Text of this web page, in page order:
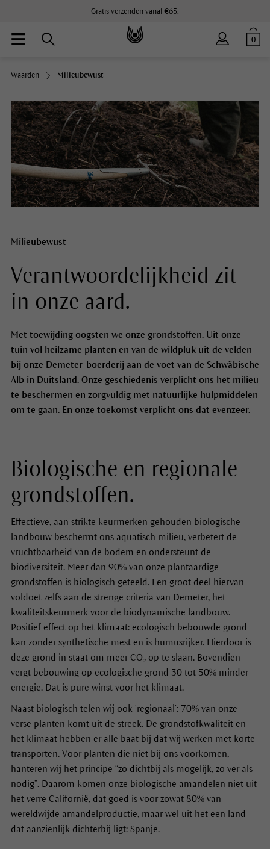
Gratis verzenden vanaf €65.
0
Waarden Milieubewust
Milieubewust
Verantwoordelijkheid zit
in onze aard.
Met toewijding oogsten we onze grondstoffen. Uit onze
tuin vol heilzame planten en van de wildpluk uit de velden
bij onze Demeter-boerderij aan de voet van de Schwäbische
Alb in Duitsland. Onze geschiedenis verplicht ons het milieu
te beschermen en zorgvuldig met natuurlijke hulpmiddelen
om te gaan. En onze toekomst verplicht ons dat evenzeer.
Biologische en regionale
grondstoffen.
Effectieve, aan strikte keurmerken gehouden biologische
landbouw beschermt ons aquatisch milieu, verbetert de
vruchtbaarheid van de bodem en ondersteunt de
biodiversiteit. Meer dan 90% van onze plantaardige
grondstoffen is biologisch geteeld. Een groot deel hiervan
voldoet zelfs aan de strenge criteria van Demeter, het
kwaliteitskeurmerk voor de biodynamische landbouw.
Positief effect op het klimaat: ecologisch bebouwde grond
kan zonder synthetische mest en is humusrijker. Hierdoor is
deze grond in staat om meer CO₂ op te slaan. Bovendien
vergt bebouwing op ecologische grond 30 tot 50% minder
energie. Dat is pure winst voor het klimaat.
Naast biologisch telen wij ook ‘regionaal’: 70% van onze
verse planten komt uit de streek. De grondstofkwaliteit en
het klimaat hebben er alle baat bij dat wij werken met korte
transporten. Voor planten die niet bij ons voorkomen,
hanteren wij het principe “zo dichtbij als mogelijk, zo ver als
nodig”. Daarom komen onze biologische amandelen niet uit
het verre Californië, dat goed is voor zowat 80% van
wereldwijde amandelproductie, maar wel uit het een land
dat aanzienlijk dichterbij ligt: Spanje.